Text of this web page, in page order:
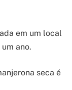
em um local
ano.
seca é